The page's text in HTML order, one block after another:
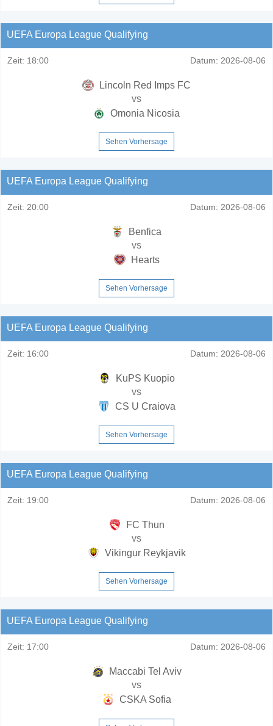
UEFA Europa League Qualifying
Zeit: 18:00 Datum: 2026-08-06
Lincoln Red Imps FC
vs
Omonia Nicosia
Sehen Vorhersage
UEFA Europa League Qualifying
Zeit: 20:00 Datum: 2026-08-06
Benfica
vs
Hearts
Sehen Vorhersage
UEFA Europa League Qualifying
Zeit: 16:00 Datum: 2026-08-06
KuPS Kuopio
vs
CS U Craiova
Sehen Vorhersage
UEFA Europa League Qualifying
Zeit: 19:00 Datum: 2026-08-06
FC Thun
vs
Vikingur Reykjavik
Sehen Vorhersage
UEFA Europa League Qualifying
Zeit: 17:00 Datum: 2026-08-06
Maccabi Tel Aviv
vs
CSKA Sofia